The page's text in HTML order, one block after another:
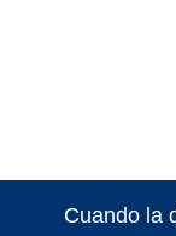
Cuando la